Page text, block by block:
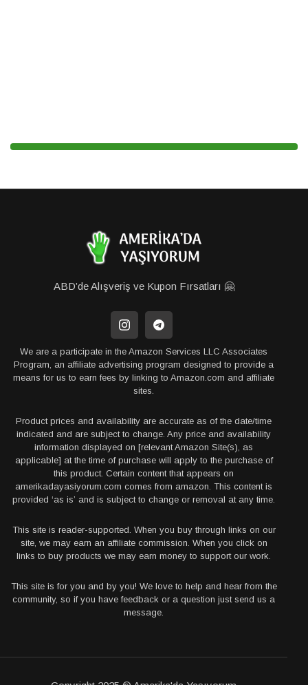
ABD’de Alışveriş ve Kupon Fırsatları 🤗
We are a participate in the Amazon Services LLC Associates
Program, an affiliate advertising program designed to provide a
means for us to earn fees by linking to Amazon.com and affiliate
sites.
Product prices and availability are accurate as of the date/time
indicated and are subject to change. Any price and availability
information displayed on [relevant Amazon Site(s), as
applicable] at the time of purchase will apply to the purchase of
this product. Certain content that appears on
amerikadayasiyorum.com comes from amazon. This content is
provided ‘as is’ and is subject to change or removal at any time.
This site is reader-supported. When you buy through links on our
site, we may earn an affiliate commission. When you click on
links to buy products we may earn money to support our work.
This site is for you and by you! We love to help and hear from the
community, so if you have feedback or a question just send us a
message.